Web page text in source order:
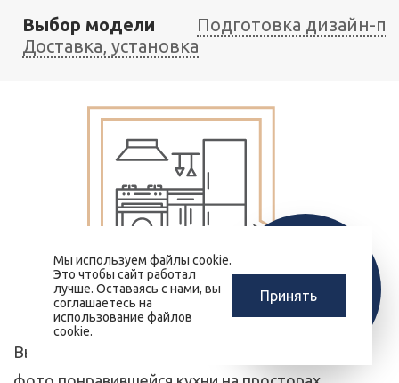
Выбор модели
Подготовка дизайн-
Доставка, установка
Выберите модель на нашем сайте или найдите
ДИЗАЙНЕР
БЕСПЛАТНО
РАСЧЕТ КУХНИ
ЗА 10 МИНУТ
Мы используем файлы cookie.
Это чтобы сайт работал
лучше. Оставаясь с нами, вы
соглашаетесь на
использование файлов
cookie.
Принять